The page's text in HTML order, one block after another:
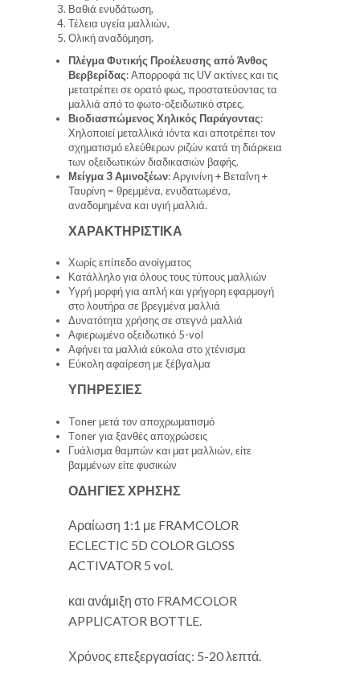
Βαθιά ενυδάτωση,
Τέλεια υγεία μαλλιών,
Ολική αναδόμηση.
Πλέγμα Φυτικής Προέλευσης από Άνθος
Βερβερίδας: Απορροφά τις UV ακτίνες και τις
μετατρέπει σε ορατό φως, προστατεύοντας τα
μαλλιά από το φωτο-οξειδωτικό στρες.
Βιοδιασπώμενος Χηλικός Παράγοντας:
Χηλοποιεί μεταλλικά ιόντα και αποτρέπει τον
σχηματισμό ελεύθερων ριζών κατά τη διάρκεια
των οξειδωτικών διαδικασιών βαφής.
Μείγμα 3 Αμινοξέων: Αργινίνη + Βεταΐνη +
Ταυρίνη = θρεμμένα, ενυδατωμένα,
αναδομημένα και υγιή μαλλιά.
ΧΑΡΑΚΤΗΡΙΣΤΙΚΑ
Χωρίς επίπεδο ανοίγματος
Κατάλληλο για όλους τους τύπους μαλλιών
Υγρή μορφή για απλή και γρήγορη εφαρμογή
στο λουτήρα σε βρεγμένα μαλλιά
Δυνατότητα χρήσης σε στεγνά μαλλιά
Αφιερωμένο οξειδωτικό 5-vol
Αφήνει τα μαλλιά εύκολα στο χτένισμα
Εύκολη αφαίρεση με ξέβγαλμα
ΥΠΗΡΕΣΙΕΣ
Toner μετά τον αποχρωματισμό
Τoner για ξανθές αποχρώσεις
Γυάλισμα θαμπών και ματ μαλλιών, είτε
βαμμένων είτε φυσικών
ΟΔΗΓΙΕΣ ΧΡΗΣΗΣ
Αραίωση 1:1 με FRAMCOLOR
ECLECTIC 5D COLOR GLOSS
ACTIVATOR 5 vol.
και ανάμιξη στο FRAMCOLOR
APPLICATOR BOTTLE.
Χρόνος επεξεργασίας: 5-20 λεπτά.